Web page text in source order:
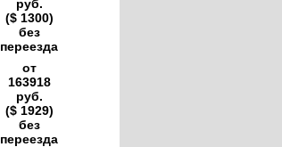
руб.
($ 1300)
без
переезда
от
163918
руб.
($ 1929)
без
переезда